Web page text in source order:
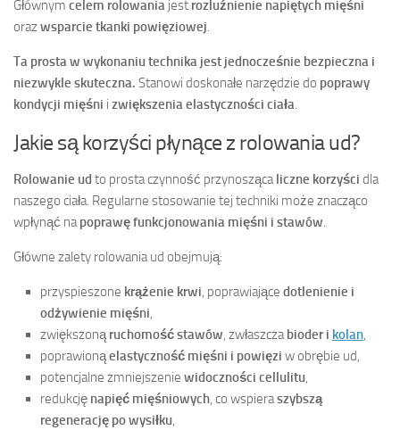
Głównym celem rolowania jest rozluźnienie napiętych mięśni
orazwsparcie tkanki powięziowej.
Ta prosta w wykonaniu technika jest jednocześnie bezpieczna i
niezwykle skuteczna. Stanowi doskonałe narzędzie do poprawy
kondycji mięśni i zwiększenia elastyczności ciała.
Jakie są korzyści płynące z rolowania ud?
Rolowanie ud to prosta czynność przynoszącaliczne korzyści dla
naszego ciała. Regularne stosowanie tej techniki może znacząco
wpłynąć napoprawę funkcjonowania mięśni i stawów.
Główne zalety rolowania ud obejmują:
przyspieszone krążenie krwi, poprawiające dotlenienie i
odżywienie mięśni,
zwiększonąruchomość stawów, zwłaszczabioder i kolan,
poprawionąelastyczność mięśni i powięzi w obrębie ud,
potencjalne zmniejszenie widoczności cellulitu,
redukcję napięć mięśniowych, co wspieraszybszą
regenerację po wysiłku,